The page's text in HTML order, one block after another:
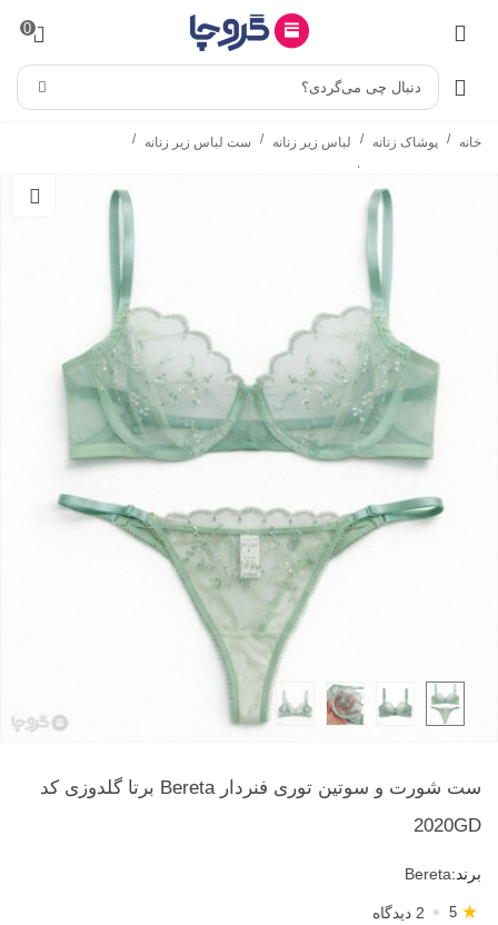
0
دنبال چی می‌گردی؟
خانه / پوشاک زنانه / لباس زیر زنانه / ست لباس زیر زنانه /
/
ست شورت و سوتین توری فنردار Bereta برتا گلدوزی کد
2020GD
برند:Bereta
5 ★ 2 دیدگاه